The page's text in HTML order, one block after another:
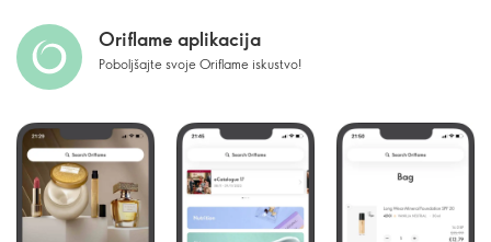
Oriflame aplikacija
Poboljšajte svoje Oriflame iskustvo!